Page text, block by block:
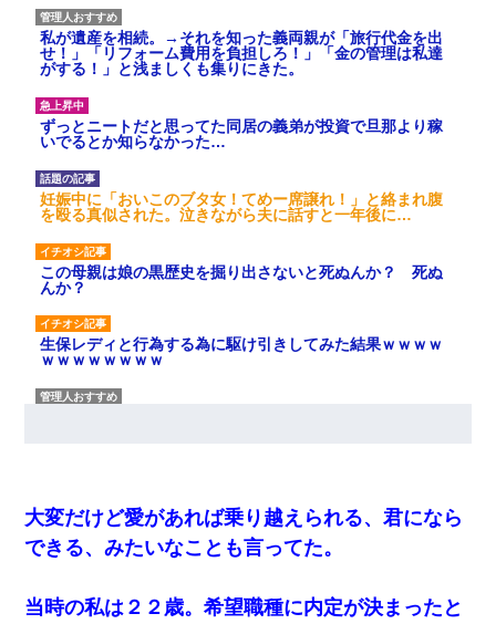
私が遺産を相続。→それを知った義両親が「旅行代金を出
せ！」「リフォーム費用を負担しろ！」「金の管理は私達
がする！」と浅ましくも集りにきた。
ずっとニートだと思ってた同居の義弟が投資で旦那より稼
いでるとか知らなかった…
妊娠中に「おいこのブタ女！てめー席譲れ！」と絡まれ腹
を殴る真似された。泣きながら夫に話すと一年後に…
この母親は娘の黒歴史を掘り出さないと死ぬんか？ 死ぬ
んか？
生保レディと行為する為に駆け引きしてみた結果ｗｗｗｗ
ｗｗｗｗｗｗｗｗ
い、昔のことは謝ります。ごめんなさい…』私「お子さん
はフリン略奪婚って知ってるの？」相手『 』結果→
だった。
大変だけど愛があれば乗り越えられる、君になら
できる、みたいなことも言ってた。
当時の私は２２歳。希望職種に内定が決まったと